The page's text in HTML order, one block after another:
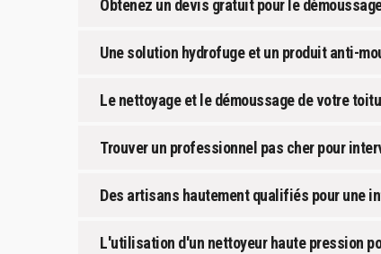
Obtenez un devis gratuit pour le
Une solution hydrofuge et un produit anti-
Le nettoyage et le démoussage de votre
Trouver un professionnel pas cher pour
Des artisans hautement qualifiés pour une
L'utilisation d'un nettoyeur haute pression